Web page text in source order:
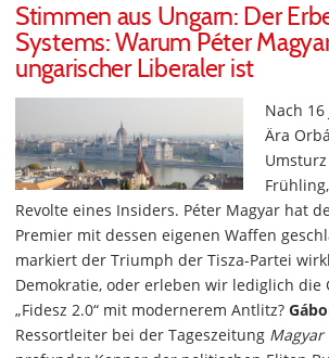
Stimmen aus Ungarn: Der
Systems: Warum Péter
ungarischer Liberaler ist
Nach
Ära
Revolte eines Insiders. Péter Magyar hat
Premier mit dessen eigenen Waffen
markiert der Triumph der Tisza-Partei
Demokratie, oder erleben wir lediglich die
„Fidesz 2.0“ mit modernerem Antlitz?
Ressortleiter bei der Tageszeitung Magyar